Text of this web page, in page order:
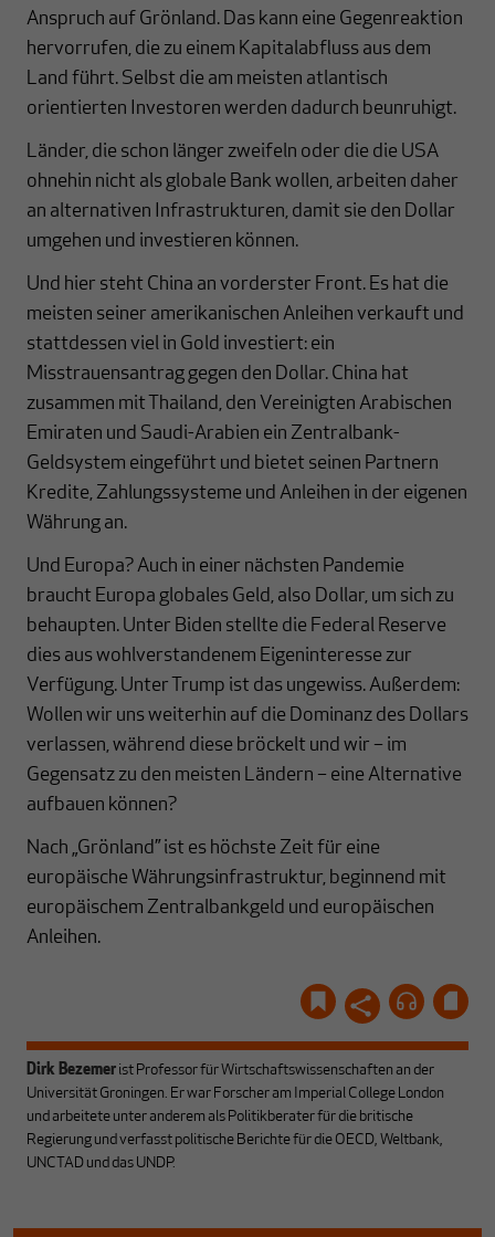
Anspruch auf Grönland. Das kann eine Gegenreaktion
hervorrufen, die zu einem Kapitalabfluss aus dem
Land führt. Selbst die am meisten atlantisch
orientierten Investoren werden dadurch beunruhigt.
Länder, die schon länger zweifeln oder die die USA
ohnehin nicht als globale Bank wollen, arbeiten daher
an alternativen Infrastrukturen, damit sie den Dollar
umgehen und investieren können.
Und hier steht China an vorderster Front. Es hat die
meisten seiner amerikanischen Anleihen verkauft und
stattdessen viel in Gold investiert: ein
Misstrauensantrag gegen den Dollar. China hat
zusammen mit Thailand, den Vereinigten Arabischen
Emiraten und Saudi-Arabien ein Zentralbank-
Geldsystem eingeführt und bietet seinen Partnern
Kredite, Zahlungssysteme und Anleihen in der eigenen
Währung an.
Und Europa? Auch in einer nächsten Pandemie
braucht Europa globales Geld, also Dollar, um sich zu
behaupten. Unter Biden stellte die Federal Reserve
dies aus wohlverstandenem Eigeninteresse zur
Verfügung. Unter Trump ist das ungewiss. Außerdem:
Wollen wir uns weiterhin auf die Dominanz des Dollars
verlassen, während diese bröckelt und wir – im
Gegensatz zu den meisten Ländern – eine Alternative
aufbauen können?
Nach „Grönland” ist es höchste Zeit für eine
europäische Währungsinfrastruktur, beginnend mit
europäischem Zentralbankgeld und europäischen
Anleihen.
Dirk Bezemer ist Professor für Wirtschaftswissenschaften an der
Universität Groningen. Er war Forscher am Imperial College London
und arbeitete unter anderem als Politikberater für die britische
Regierung und verfasst politische Berichte für die OECD, Weltbank,
UNCTAD und das UNDP.